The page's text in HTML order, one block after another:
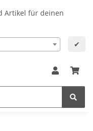
Artikel für deinen
✔